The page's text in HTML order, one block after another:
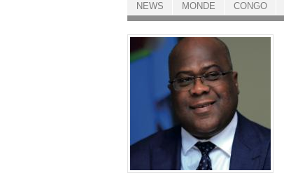
ACCUEIL
NEWS MONDE CONGO